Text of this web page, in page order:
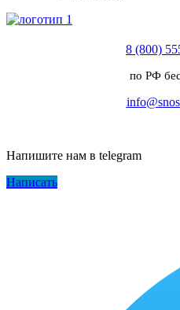
8 (800)
по РФ
Напишите нам в telegram
Написать